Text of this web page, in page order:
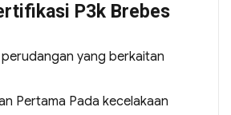
P3k Brebes
yang berkaitan
Pertama Pada kecelakaan